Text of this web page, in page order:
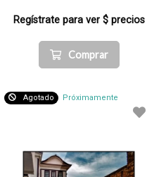
Regístrate para ver $ precios
Comprar
Agotado Próximamente